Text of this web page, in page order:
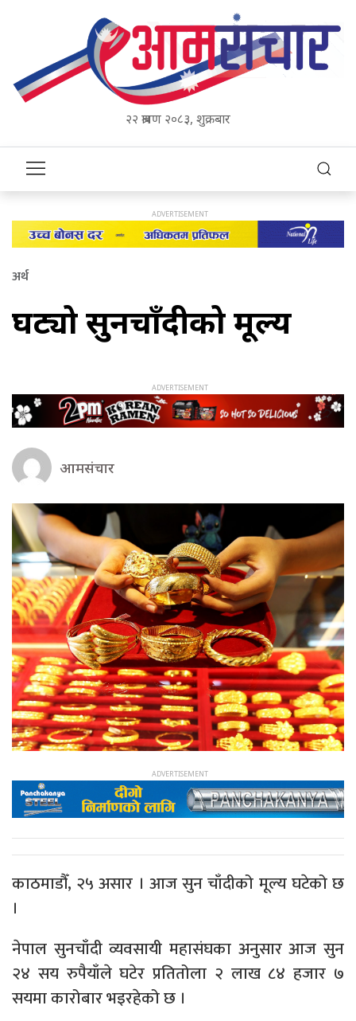
२२ श्रावण २०८३, शुक्रबार
अर्थ
घट्यो सुनचाँदीको मूल्य
आमसंचार
काठमाडौँ, २५ असार । आज सुन चाँदीको मूल्य घटेको छ
।
नेपाल सुनचाँदी व्यवसायी महासंघका अनुसार आज सुन
२४ सय रुपैयाँले घटेर प्रतितोला २ लाख ८४ हजार ७
सयमा कारोबार भइरहेको छ ।